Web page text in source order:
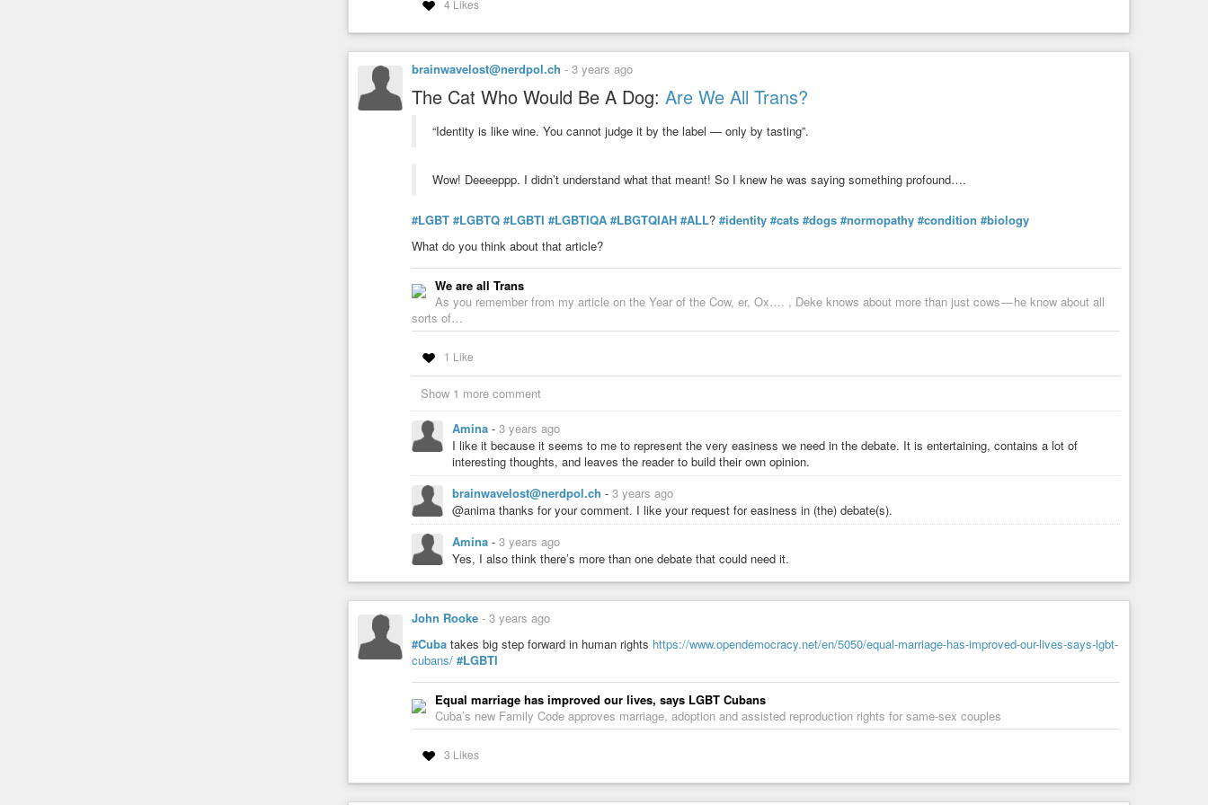
complète actualisée sera probablement dans Alternative Libertaire (30€/11 n°/an) de janvierhttps://www.unioncommunistelibertaire.org/?
-AL-le-mensuel-
AL, le mensuel – UCL - Union communiste libertaire
Tous les articles du mensuel Alternative libertaire jusqu'en 2003.
4 Likes
brainwavelost@nerdpol.ch - 3 years ago
The Cat Who Would Be A Dog: Are We All Trans?
“Identity is like wine. You cannot judge it by the label — only by tasting”.
Wow! Deeeeppp. I didn’t understand what that meant! So I knew he was saying something profound….
#LGBT #LGBTQ #LGBTI #LGBTIQA #LBGTQIAH #ALL? #identity #cats #dogs #normopathy #condition #biology
What do you think about that article?
We are all Trans
As you remember from my article on the Year of the Cow, er, Ox…. , Deke knows about more than just cows — he know about all
sorts of…
1 Like
Show 1 more comment
Amina - 3 years ago
I like it because it seems to me to represent the very easiness we need in the debate. It is entertaining, contains a lot of
interesting thoughts, and leaves the reader to build their own opinion.
brainwavelost@nerdpol.ch - 3 years ago
@anima thanks for your comment. I like your request for easiness in (the) debate(s).
Amina - 3 years ago
Yes, I also think there’s more than one debate that could need it.
John Rooke - 3 years ago
#Cuba takes big step forward in human rights https://www.opendemocracy.net/en/5050/equal-marriage-has-improved-our-lives-says-lgbt-
cubans/ #LGBTI
Equal marriage has improved our lives, says LGBT Cubans
Cuba’s new Family Code approves marriage, adoption and assisted reproduction rights for same-sex couples
3 Likes